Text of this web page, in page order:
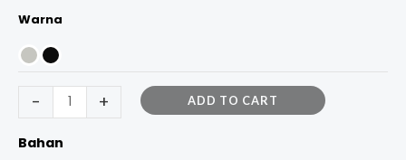
Warna
- + ADD TO CART
Bahan